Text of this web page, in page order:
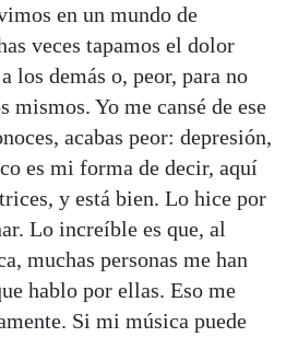
en un mundo de
veces tapamos el dolor
los demás o, peor, para no
mismos. Yo me cansé de ese
acabas peor: depresión,
es mi forma de decir, aquí
y está bien. Lo hice por
Lo increíble es que, al
muchas personas me han
hablo por ellas. Eso me
Si mi música puede